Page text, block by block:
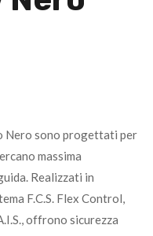
Nero sono progettati per
massima
Realizzati in
F.C.S. Flex Control,
offrono sicurezza